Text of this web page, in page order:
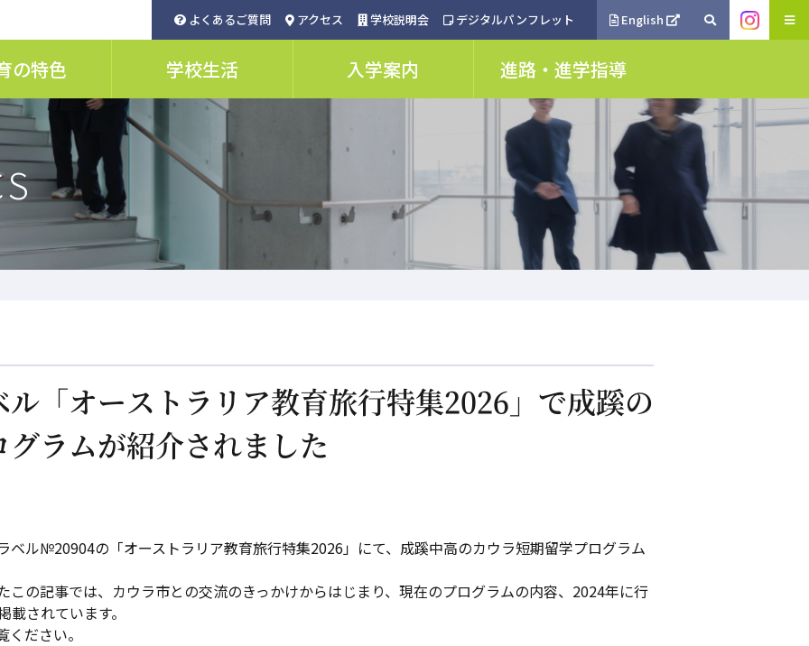
よくあるご質問 アクセス 学校説明会 デジタルパンフレット English
の特色 学校生活 入学案内 進路・進学指導
「オーストラリア教育旅行特集2026」で成蹊の
ラムが紹介されました
ベル№20904の「オーストラリア教育旅行特集2026」にて、成蹊中高のカウラ短期留学プログラム
この記事では、カウラ市との交流のきっかけからはじまり、現在のプログラムの内容、2024年に行
されています。
ださい。